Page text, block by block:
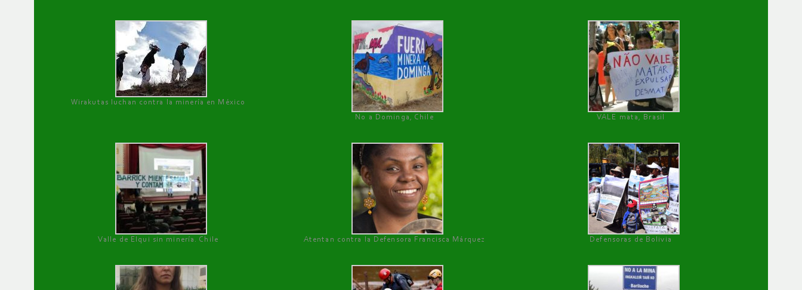
Wirakutas luchan contra la minería en México
No a Dominga, Chile
VALE mata, Brasil
Valle de Elqui sin minería. Chile Atentan contra la Defensora Francisca Márquez Defensoras de Bolivia